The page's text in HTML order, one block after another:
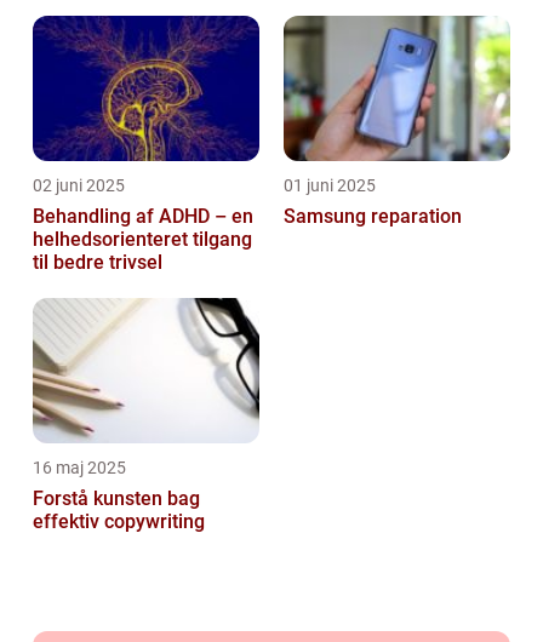
02 juni 2025
Behandling af ADHD – en
helhedsorienteret tilgang
til bedre trivsel
01 juni 2025
Samsung reparation
16 maj 2025
Forstå kunsten bag
effektiv copywriting